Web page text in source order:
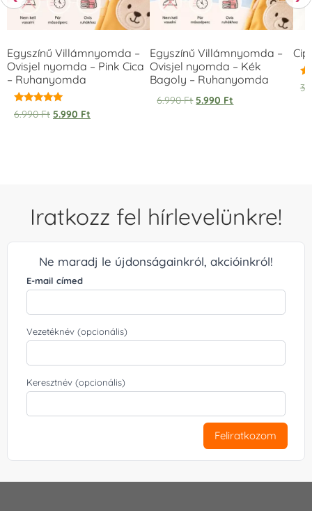
Egyszínű Villámnyomda –
Ovisjel nyomda – Pink Cica
– Ruhanyomda
Értékelés:
5.00
6.990Ft 5.990 Ft
Egyszínű Villámnyomda –
Ovisjel nyomda – Kék
Bagoly – Ruhanyomda
6.990Ft 5.990 Ft
Iratkozz fel hírlevelünkre!
Ne maradj le újdonságainkról, akcióinkról!
E-mail címed
Vezetéknév (opcionális)
Keresztnév (opcionális)
Feliratkozom